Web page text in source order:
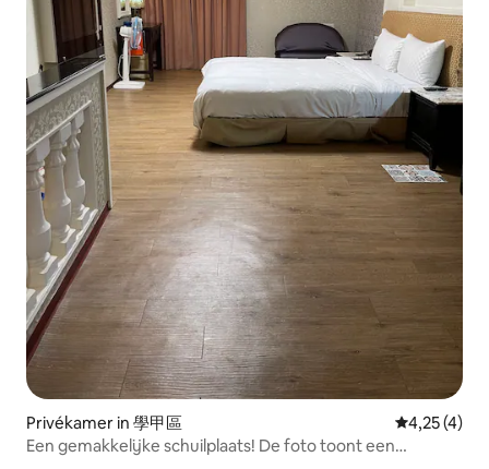
Privékamer in 學甲區
4,25 (4)
Een gemakkelijke schuilplaats! De foto toont een